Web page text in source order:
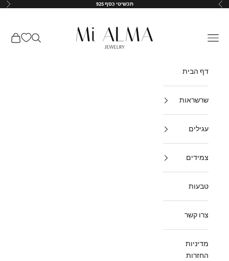
דילוג לתוכן
הקודם תכשיטי כסף 925 הבא
Mi-Alma-il
תפריט חיפוש עגלת
דף הבית
שרשראות
עגילים
צמידים
טבעות
צרו קשר
מדיניות
החזרות